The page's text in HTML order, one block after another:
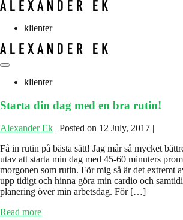
Skip
contentklienter
Menu
Toggleklienter
Starta din dag med en bra rutin!
Alexander Ek | Posted on 12 July, 2017 |
Få in rutin på bästa sätt! Jag mår så mycket
utav att starta min dag med 45-60 minuters
morgonen som rutin. För mig så är det extremt
upp tidigt och hinna göra min cardio och
planering över min arbetsdag. För […]
Read moreStarta